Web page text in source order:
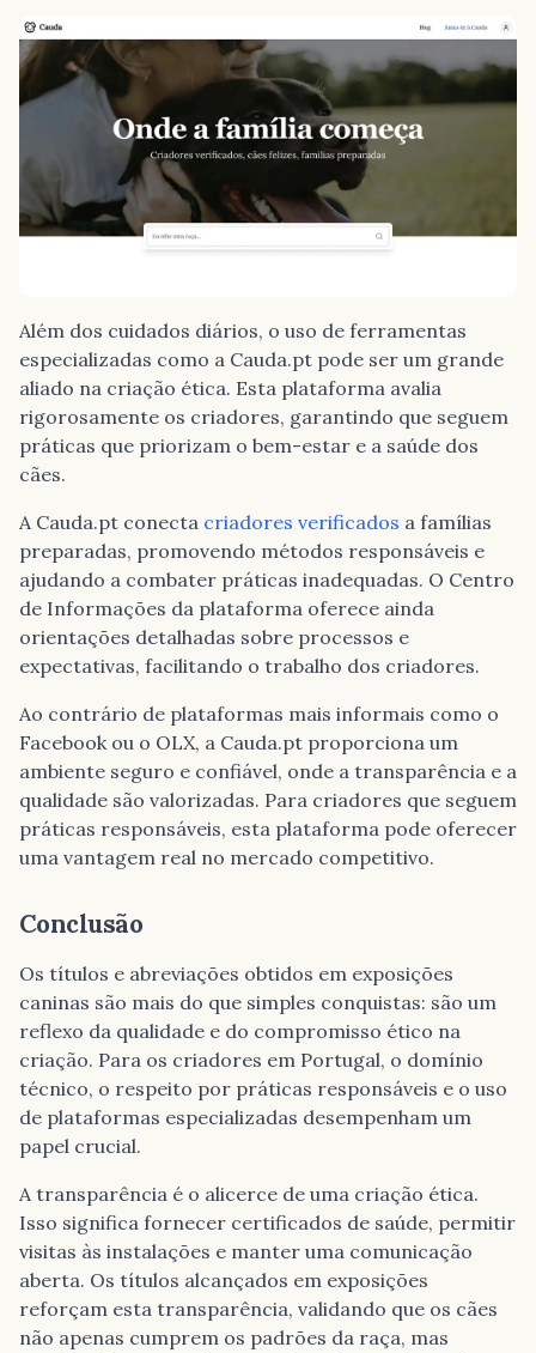
Além dos cuidados diários, o uso de ferramentas
especializadas como a Cauda.pt pode ser um grande
aliado na criação ética. Esta plataforma avalia
rigorosamente os criadores, garantindo que seguem
práticas que priorizam o bem-estar e a saúde dos
cães.
A Cauda.pt conecta criadores verificados a famílias
preparadas, promovendo métodos responsáveis e
ajudando a combater práticas inadequadas. O Centro
de Informações da plataforma oferece ainda
orientações detalhadas sobre processos e
expectativas, facilitando o trabalho dos criadores.
Ao contrário de plataformas mais informais como o
Facebook ou o OLX, a Cauda.pt proporciona um
ambiente seguro e confiável, onde a transparência e a
qualidade são valorizadas. Para criadores que seguem
práticas responsáveis, esta plataforma pode oferecer
uma vantagem real no mercado competitivo.
Conclusão
Os títulos e abreviações obtidos em exposições
caninas são mais do que simples conquistas: são um
reflexo da qualidade e do compromisso ético na
criação. Para os criadores em Portugal, o domínio
técnico, o respeito por práticas responsáveis e o uso
de plataformas especializadas desempenham um
papel crucial.
A transparência é o alicerce de uma criação ética.
Isso significa fornecer certificados de saúde, permitir
visitas às instalações e manter uma comunicação
aberta. Os títulos alcançados em exposições
reforçam esta transparência, validando que os cães
não apenas cumprem os padrões da raça, mas